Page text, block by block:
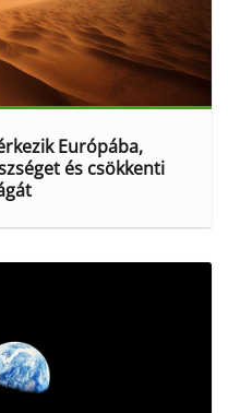
Európába,
és csökkenti